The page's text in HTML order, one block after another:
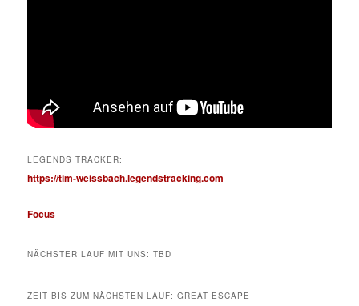
LEGENDS TRACKER:
https://tim-weissbach.legendstracking.com
Focus
NÄCHSTER LAUF MIT UNS: TBD
ZEIT BIS ZUM NÄCHSTEN LAUF: GREAT ESCAPE